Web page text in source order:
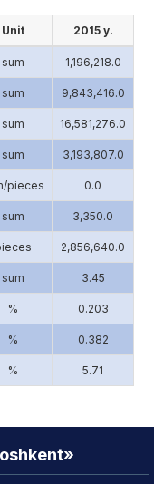
Unit 2015 y.
sum 1,196,218.0
sum 9,843,416.0
sum 16,581,276.0
sum 3,193,807.0
pieces 0.0
sum 3,350.0
2,856,640.0
sum 3.45
% 0.203
% 0.382
% 5.71